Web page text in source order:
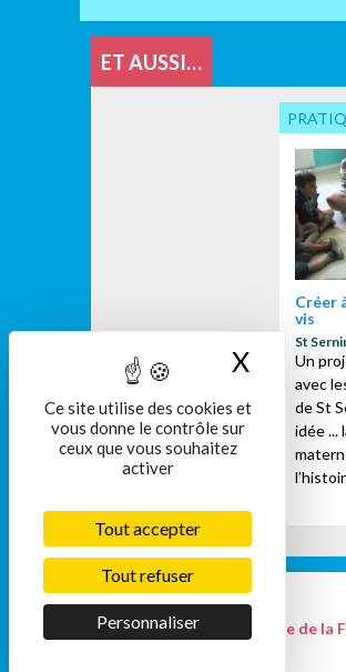
ET AUSSI…
Créer
vis
St
Un
avec
de St
idée ...
Le site de
Ce site utilise des cookies et
vous donne le contrôle sur
ceux que vous souhaitez
activer
Tout accepter
Tout refuser
Personnaliser
X